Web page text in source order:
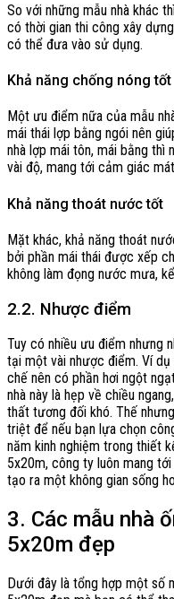
So với những mẫu nhà khác
có thời gian thi công xây
có thể đưa vào sử dụng.
Khả năng chống nóng tốt
Một ưu điểm nữa của mẫu
mái thái lợp bằng ngói nên
nhà lợp mái tôn, mái bằng thì
vài độ, mang tới cảm giác
Khả năng thoát nước tốt
Mặt khác, khả năng thoát
bởi phần mái thái được xếp
không làm đọng nước mưa,
2.2. Nhược điểm
Tuy có nhiều ưu điểm nhưng
tại một vài nhược điểm. Ví
chế nên có phần hơi ngột
nhà này là hẹp về chiều
thất tương đối khó. Thế
triệt để nếu bạn lựa chọn
năm kinh nghiệm trong thiết
5x20m, công ty luôn mang
tạo ra một không gian sống
3. Các mẫu nhà
5x20m đẹp
Dưới đây là tổng hợp một số